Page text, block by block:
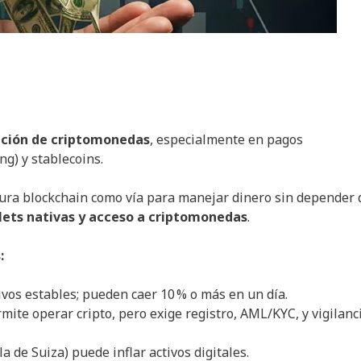
de criptomonedas, especialmente en pagos
y stablecoins.
blockchain como vía para manejar dinero sin depender
nativas y acceso a criptomonedas.
estables; pueden caer 10 % o más en un día.
operar cripto, pero exige registro, AML/KYC, y
de Suiza) puede inflar activos digitales.